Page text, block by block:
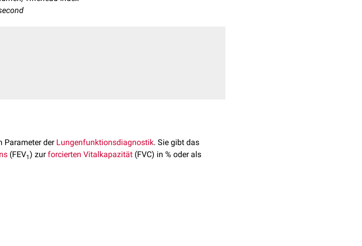
Parameter der Lungenfunktionsdiagnostik. Sie gibt das
(FEV1) zurforcierten Vitalkapazität (FVC) in % oder als